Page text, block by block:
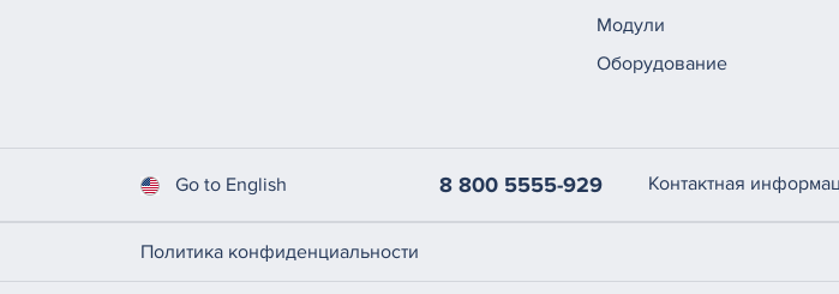
Модули
Оборудование
Go to English 8 800 5555-929 Контактная
Политика конфиденциальности